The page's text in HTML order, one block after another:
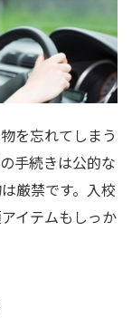
を忘れてしまう
手続きは公的な
厳禁です。入校
イテムもしっか